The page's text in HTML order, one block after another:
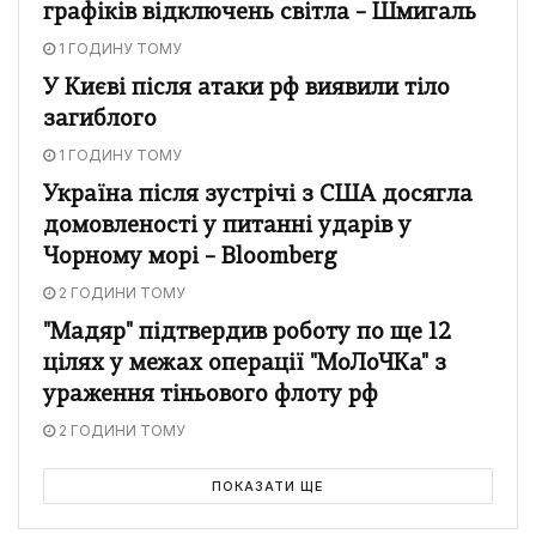
графіків відключень світла – Шмигаль
1 ГОДИНУ ТОМУ
У Києві після атаки рф виявили тіло
загиблого
1 ГОДИНУ ТОМУ
Україна після зустрічі з США досягла
домовленості у питанні ударів у
Чорному морі – Bloomberg
2 ГОДИНИ ТОМУ
"Мадяр" підтвердив роботу по ще 12
цілях у межах операції "МоЛоЧКа" з
ураження тіньового флоту рф
2 ГОДИНИ ТОМУ
ПОКАЗАТИ ЩЕ